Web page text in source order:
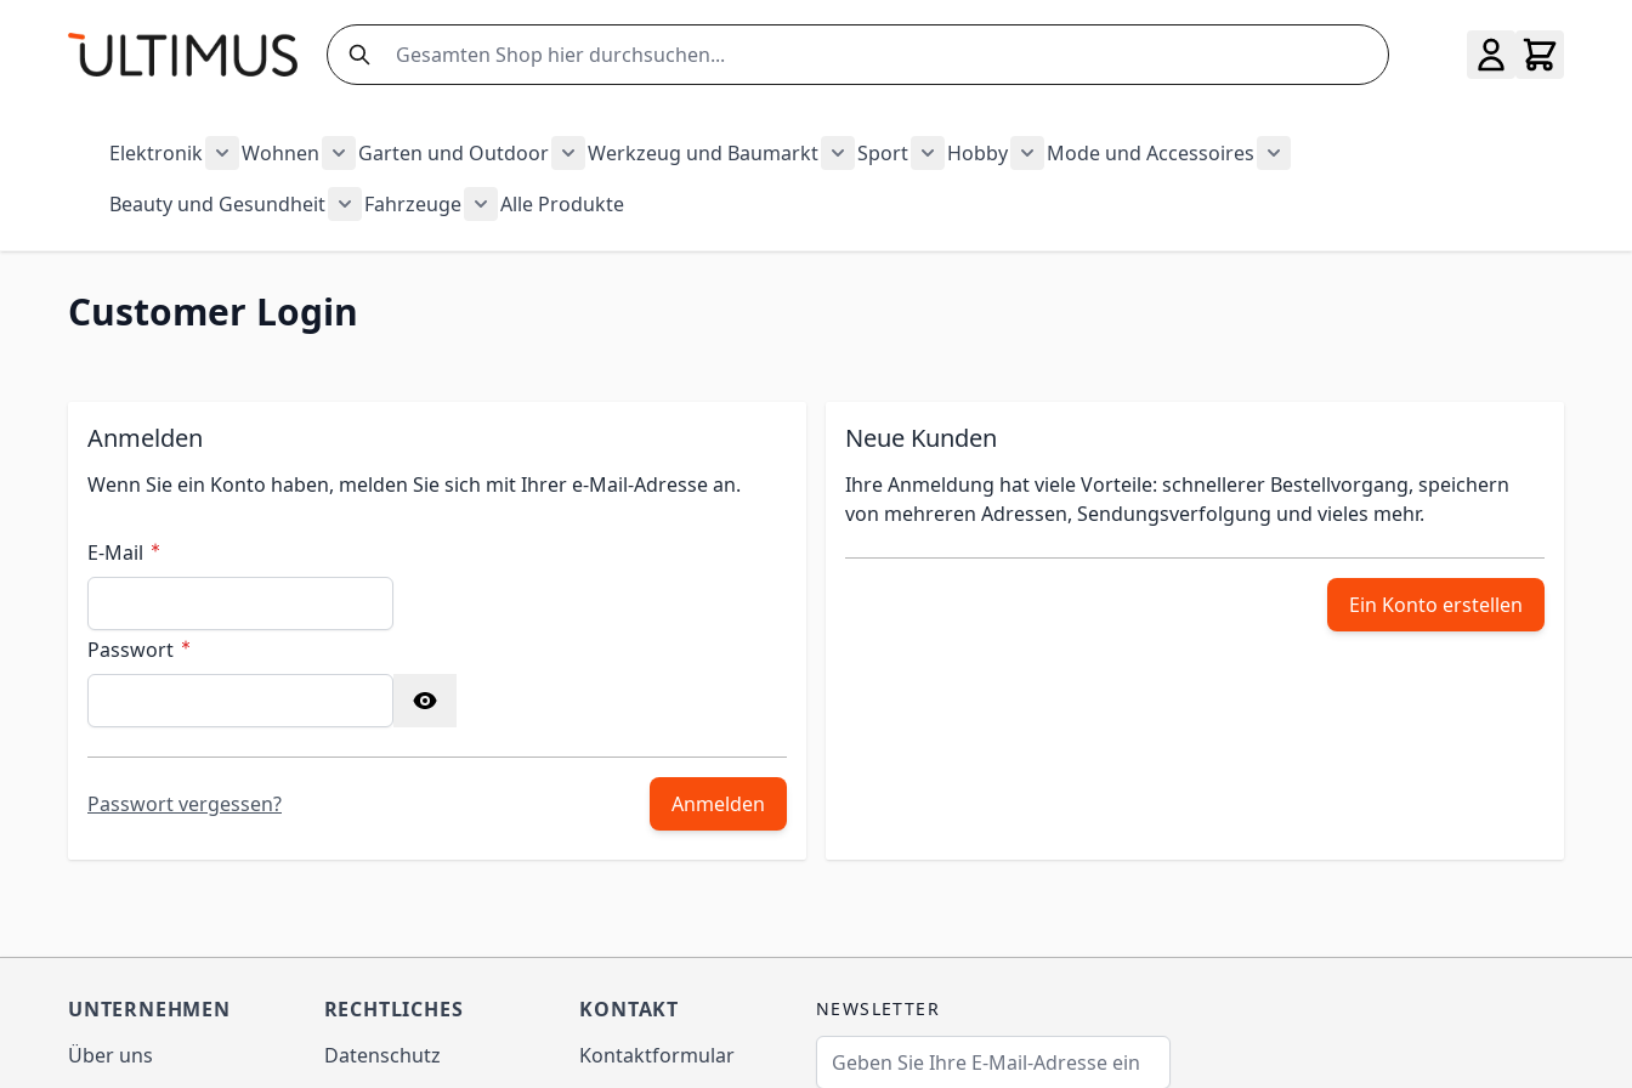
Search
Elektronik
Wohnen
Garten und Outdoor
Werkzeug und Baumarkt
Sport
Hobby
Mode und Accessoires
Beauty und Gesundheit
Fahrzeuge
Alle Produkte
Customer Login
Anmelden
Wenn Sie ein Konto haben, melden Sie sich mit Ihrer e-Mail-Adresse an.
E-Mail
Passwort
Anmelden
Passwort vergessen?
Neue Kunden
Ihre Anmeldung hat viele Vorteile: schnellerer Bestellvorgang, speichern
von mehreren Adressen, Sendungsverfolgung und vieles mehr.
Ein Konto erstellen
UNTERNEHMEN
Über uns
RECHTLICHES
Datenschutz
KONTAKT
Kontaktformular
NEWSLETTER
E-Mailadresse